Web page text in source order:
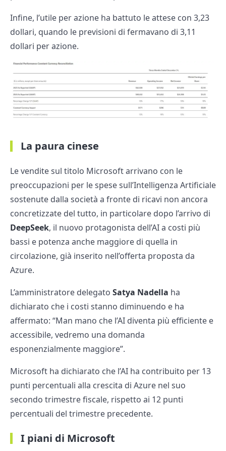
Infine, l’utile per azione ha battuto le attese con 3,23
dollari, quando le previsioni di fermavano di 3,11
dollari per azione.
La paura cinese
Le vendite sul titolo Microsoft arrivano con le
preoccupazioni per le spese sull’Intelligenza Artificiale
sostenute dalla società a fronte di ricavi non ancora
concretizzate del tutto, in particolare dopo l’arrivo di
DeepSeek, il nuovo protagonista dell’AI a costi più
bassi e potenza anche maggiore di quella in
circolazione, già inserito nell’offerta proposta da
Azure.
L’amministratore delegato Satya Nadella ha
dichiarato che i costi stanno diminuendo e ha
affermato: “Man mano che l’AI diventa più efficiente e
accessibile, vedremo una domanda
esponenzialmente maggiore”.
Microsoft ha dichiarato che l’AI ha contribuito per 13
punti percentuali alla crescita di Azure nel suo
secondo trimestre fiscale, rispetto ai 12 punti
percentuali del trimestre precedente.
I piani di Microsoft